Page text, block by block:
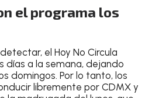
el programa los
el Hoy No Circula
días a la semana, dejando
domingos. Por lo tanto, los
libremente por CDMX y